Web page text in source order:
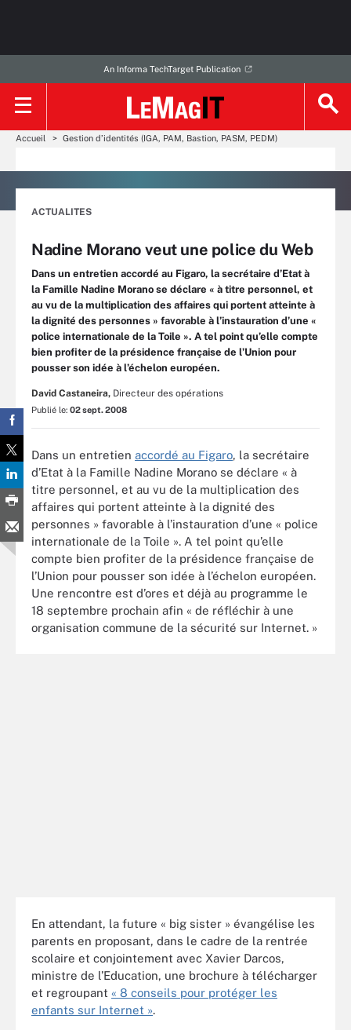
An Informa TechTarget Publication
Accueil Gestion d’identités (IGA, PAM, Bastion, PASM, PEDM)
ACTUALITES
Nadine Morano veut une police du Web
Dans un entretien accordé au Figaro, la secrétaire d’Etat à
la Famille Nadine Morano se déclare « à titre personnel, et
au vu de la multiplication des affaires qui portent atteinte à
la dignité des personnes » favorable à l’instauration d’une «
police internationale de la Toile ». A tel point qu’elle compte
bien profiter de la présidence française de l’Union pour
pousser son idée à l’échelon européen.
David Castaneira, Directeur des opérations
Publié le: 02 sept. 2008
Dans un entretien accordé au Figaro, la secrétaire
d’Etat à la Famille Nadine Morano se déclare « à
titre personnel, et au vu de la multiplication des
affaires qui portent atteinte à la dignité des
personnes » favorable à l’instauration d’une « police
internationale de la Toile ». A tel point qu’elle
compte bien profiter de la présidence française de
l’Union pour pousser son idée à l’échelon européen.
Une rencontre est d’ores et déjà au programme le
18 septembre prochain afin « de réfléchir à une
organisation commune de la sécurité sur Internet. »
En attendant, la future « big sister » évangélise les
parents en proposant, dans le cadre de la rentrée
scolaire et conjointement avec Xavier Darcos,
ministre de l’Education, une brochure à télécharger
et regroupant « 8 conseils pour protéger les
enfants sur Internet ».